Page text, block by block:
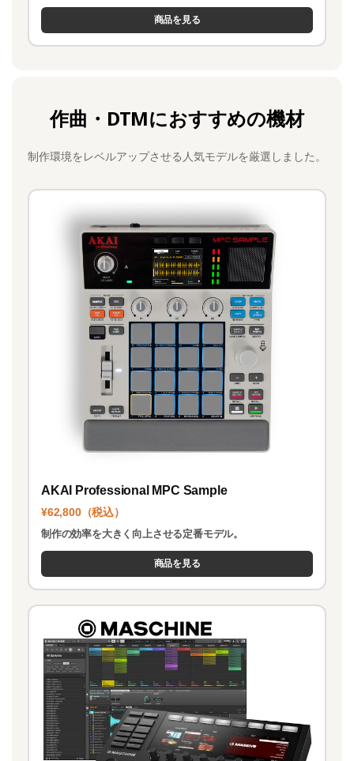
商品を見る
作曲・DTMにおすすめの機材
制作環境をレベルアップさせる人気モデルを厳選しました。
AKAI Professional MPC Sample
¥62,800（税込）
制作の効率を大きく向上させる定番モデル。
商品を見る